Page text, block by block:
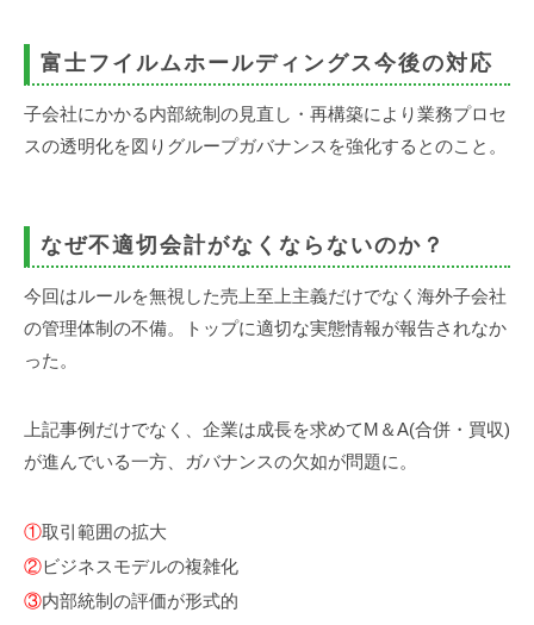
富士フイルムホールディングス今後の対応
子会社にかかる内部統制の見直し・再構築により業務プロセ
スの透明化を図りグループガバナンスを強化するとのこと。
なぜ不適切会計がなくならないのか？
今回はルールを無視した売上至上主義だけでなく海外子会社
の管理体制の不備。トップに適切な実態情報が報告されなか
った。
上記事例だけでなく、企業は成長を求めてM＆A(合併・買収)
が進んでいる一方、ガバナンスの欠如が問題に。
①取引範囲の拡大
②ビジネスモデルの複雑化
③内部統制の評価が形式的